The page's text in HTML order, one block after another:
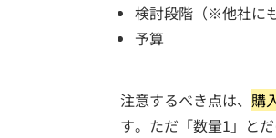
検討段階（※他社に
予算
注意するべき点は、 購
す。ただ「数量1」と